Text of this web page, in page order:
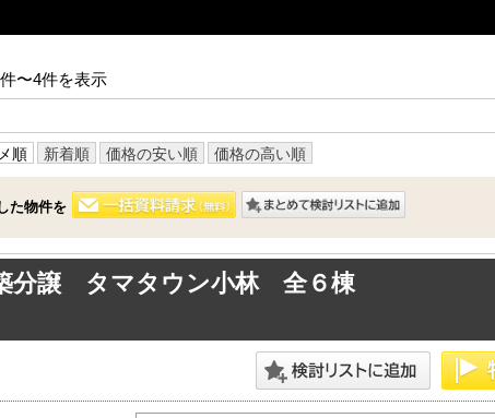
〜4件を表示
順 新着順 価格の安い順 価格の高い順
た物件を
分譲 タマタウン小林 全６棟
スタッフ紹介
松戸支店
成田支店
東京支店
神奈川支店
沖縄支店
お問い合わせ
サイトマップ
プライバシーポリシー